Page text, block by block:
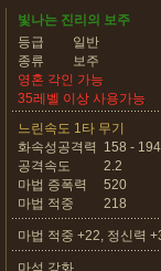
빛나는 진리의 보주
등급
일반
종류
보주
영혼 각인 가능
35레벨 이상 사용가능
느린속도 1타 무기
화속성공격력
158 - 194
공격속도
2.2
마법 증폭력
520
마법 적중
218
마법 적중 +22, 정신력
마석 강화